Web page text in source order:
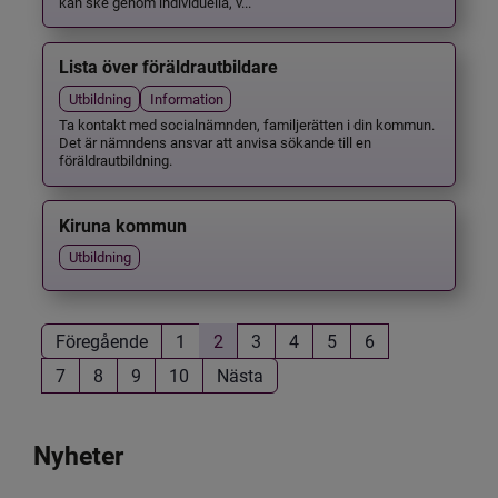
Lista över föräldrautbildare
Utbildning
Information
Ta kontakt med socialnämnden, familjerätten i din kommun.
Det är nämndens ansvar att anvisa sökande till en
föräldrautbildning.
Kiruna kommun
Utbildning
Föregående 1 2 3 4 5
6
7
8 9 10 Nästa
Nyheter